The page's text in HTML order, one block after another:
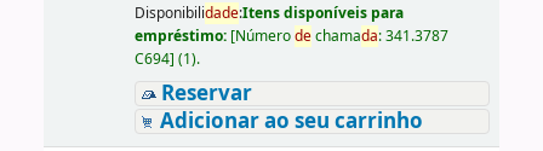
Disponibilidade:Itens disponíveis para
empréstimo: [Númerodechamada:341.3787
C694] (1).
Reservar
Adicionar ao seu carrinho